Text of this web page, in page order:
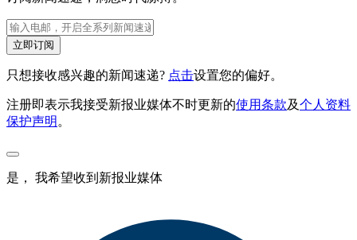
立即订阅
只想接收感兴趣的新闻速递? 点击设置您的偏好。
注册即表示我接受新报业媒体不时更新的使用条款及个人资料
保护声明 。
是， 我希望收到新报业媒体